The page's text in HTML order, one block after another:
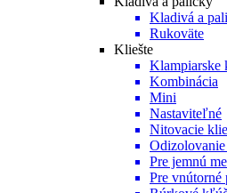
Kladivá a
Rukoväte
Kliešte
Klampiarske
Kombinácia
Mini
Nastaviteľné
Nitovacie
Pre jemnú
Pre vnútorné